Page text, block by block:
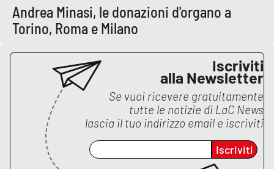
Apple
Andrea Minasi, le donazioni d'organo a
Torino, Roma e Milano
Iscriviti
alla Newsletter
Se vuoi ricevere gratuitamente
tutte le notizie di LaC News
lascia il tuo indirizzo email e iscriviti
Iscriviti